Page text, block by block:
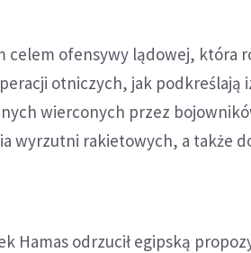
celem ofensywy lądowej, która
otniczych, jak podkreślają
wierconych przez
wyrzutni rakietowych, a także
Hamas odrzucił egipską